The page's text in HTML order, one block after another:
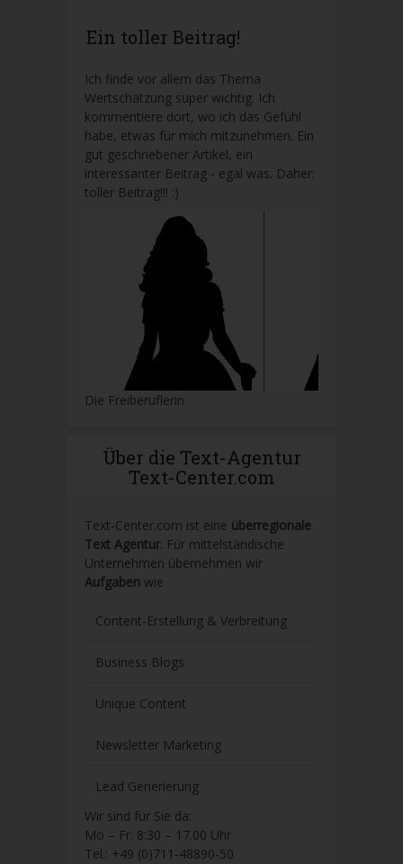
Ein toller Beitrag!
Ich finde vor allem das Thema
Wertschätzung super wichtig. Ich
kommentiere dort, wo ich das Gefühl
habe, etwas für mich mitzunehmen. Ein
gut geschriebener Artikel, ein
interessanter Beitrag - egal was. Daher:
toller Beitrag!!! :)
Die Freiberuflerin
Über die Text-Agentur
Text-Center.com
Text-Center.com ist eine überregionale
Text Agentur. Für mittelständische
Unternehmen übernehmen wir
Aufgaben wie
Content-Erstellung & Verbreitung
Business Blogs
Unique Content
Newsletter Marketing
Lead Generierung
Wir sind für Sie da:
Mo – Fr. 8:30 – 17.00 Uhr
Tel.: +49 (0)711-48890-50